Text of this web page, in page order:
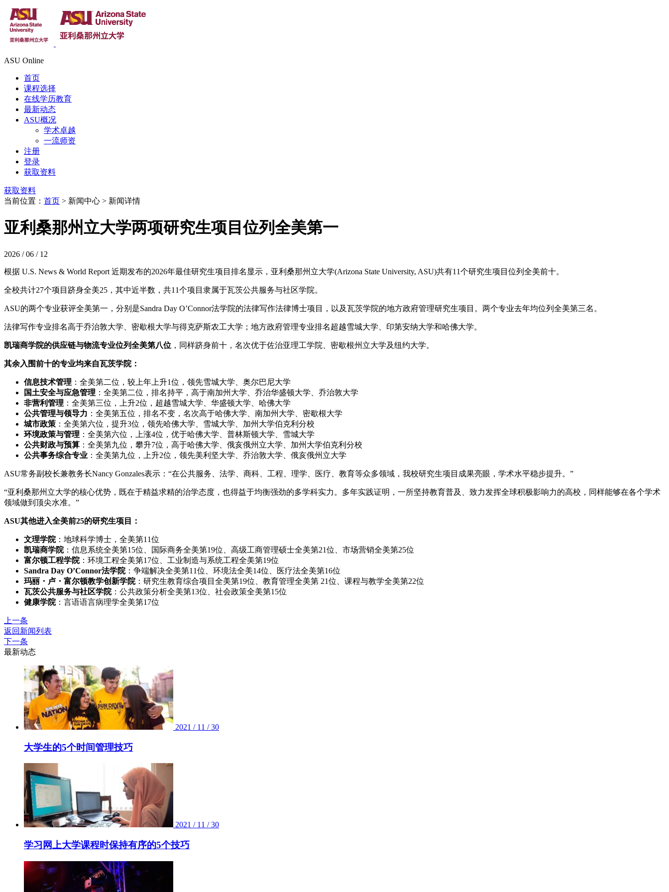
ASU Online
首页
课程选择
在线学历教育
最新动态
ASU概况
学术卓越
一流师资
注册
登录
获取资料
获取资料
当前位置： 首页 > 新闻中心 > 新闻详情
亚利桑那州立大学两项研究生项目位列全美第一
2026 / 06 / 12
根据 U.S. News & World Report 近期发布的2026年最佳研究生项目排名显示，亚利桑那州立大学(Arizona State University, ASU)共有11个研究生项目位列全美前十。
全校共计27个项目跻身全美25，其中近半数，共11个项目隶属于瓦茨公共服务与社区学院。
ASU的两个专业获评全美第一，分别是Sandra Day O’Connor法学院的法律写作法律博士项目，以及瓦茨学院的地方政府管理研究生项目。两个专业去年均位列全美第三名。
法律写作专业排名高于乔治敦大学、密歇根大学与得克萨斯农工大学；地方政府管理专业排名超越雪城大学、印第安纳大学和哈佛大学。
凯瑞商学院的供应链与物流专业位列全美第八位 ，同样跻身前十，名次优于佐治亚理工学院、密歇根州立大学及纽约大学。
其余入围前十的专业均来自瓦茨学院：
信息技术管理 ：全美第二位，较上年上升1位，领先雪城大学、奥尔巴尼大学
国土安全与应急管理 ：全美第二位，排名持平，高于南加州大学、乔治华盛顿大学、乔治敦大学
非营利管理 ：全美第三位，上升2位，超越雪城大学、华盛顿大学、哈佛大学
公共管理与领导力 ：全美第五位，排名不变，名次高于哈佛大学、南加州大学、密歇根大学
城市政策 ：全美第六位，提升3位，领先哈佛大学、雪城大学、加州大学伯克利分校
环境政策与管理 ：全美第六位，上涨4位，优于哈佛大学、普林斯顿大学、雪城大学
公共财政与预算 ：全美第九位，攀升7位，高于哈佛大学、俄亥俄州立大学、加州大学伯克利分校
公共事务综合专业 ：全美第九位，上升2位，领先美利坚大学、乔治敦大学、俄亥俄州立大学
ASU常务副校长兼教务长Nancy Gonzales表示：“在公共服务、法学、商科、工程、理学、医疗、教育等众多领域，我校研究生项目成果亮眼，学术水平稳步提升。”
“亚利桑那州立大学的核心优势，既在于精益求精的治学态度，也得益于均衡强劲的多学科实力。多年实践证明，一所坚持教育普及、致力发挥全球积极影响力的高校，同样能够在各个学术
领域做到顶尖水准。”
ASU其他进入全美前25的研究生项目：
文理学院：地球科学博士，全美第11位
凯瑞商学院：信息系统全美第15位、国际商务全美第19位、高级工商管理硕士全美第21位、市场营销全美第25位
富尔顿工程学院：环境工程全美第17位、工业制造与系统工程全美第19位
Sandra Day O’Connor法学院：争端解决全美第11位、环境法全美14位、医疗法全美第16位
玛丽・卢・富尔顿教学创新学院：研究生教育综合项目全美第19位、教育管理全美第 21位、课程与教学全美第22位
瓦茨公共服务与社区学院：公共政策分析全美第13位、社会政策全美第15位
健康学院：言语语言病理学全美第17位
上一条
返回新闻列表
下一条
最新动态
2021 / 11 / 30
大学生的5个时间管理技巧
2021 / 11 / 30
学习网上大学课程时保持有序的5个技巧